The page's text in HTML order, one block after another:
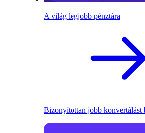
A világ legjobb pénztára
Bizonyítottan jobb konvertálást